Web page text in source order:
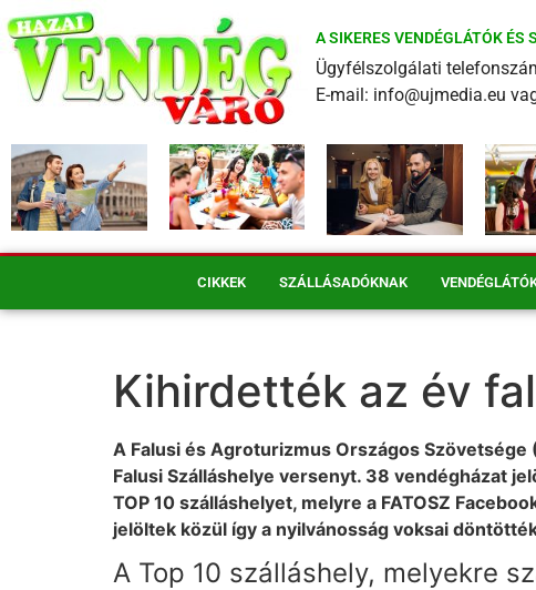
A SIKERES VENDÉGLÁTÓK
Ügyfélszolgálati
E-mail: info@ujmedia.eu
CIKKEK SZÁLLÁSADÓKNAK
Kihirdették az év
A Falusi és Agroturizmus Országos
Falusi Szálláshelye versenyt. 38 vendégházat
TOP 10 szálláshelyet, melyre a FATOSZ
jelöltek közül így a nyilvánosság voksai
A Top 10 szálláshely, melyekre